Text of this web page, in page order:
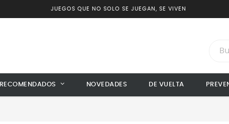
JUEGOS QUE NO SOLO SE JUEGAN, SE VIVEN
RECOMENDADOS NOVEDADES DE VUELTA